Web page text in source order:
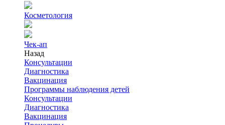
Косметология
Чек-ап
Назад
Консультации
Диагностика
Вакцинация
Программы наблюдения детей
Консультации
Диагностика
Вакцинация